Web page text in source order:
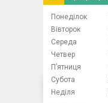
Понеділок
Вівторок
Середа
Четвер
Пʼятниця
Субота
Неділя